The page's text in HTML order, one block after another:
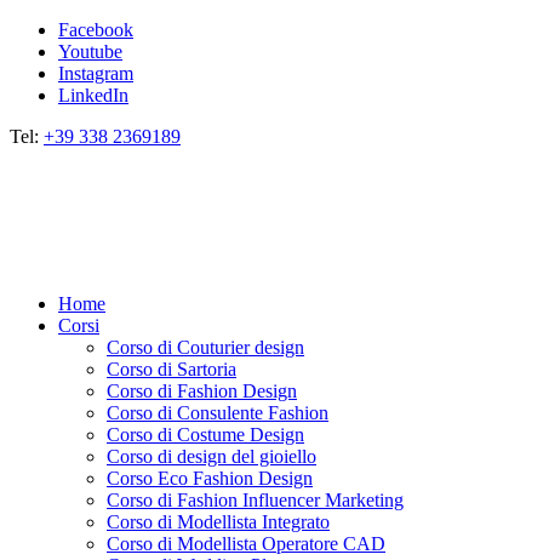
Facebook
Youtube
Instagram
LinkedIn
Tel: +39 338 2369189
Home
Corsi
Corso di Couturier design
Corso di Sartoria
Corso di Fashion Design
Corso di Consulente Fashion
Corso di Costume Design
Corso di design del gioiello
Corso Eco Fashion Design
Corso di Fashion Influencer Marketing
Corso di Modellista Integrato
Corso di Modellista Operatore CAD